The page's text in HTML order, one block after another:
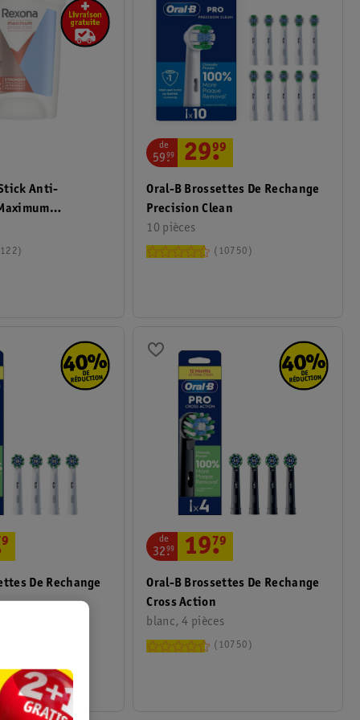
Stick Anti-
Scent
122
Oral-B Brossettes De Rechange
Precision Clean
10 pièces
de
59.
99 29.
99
10750
De Rechange
Oral-B Brossettes De Rechange
Cross Action
blanc, 4 pièces
de
32.
99 19.
79
10750